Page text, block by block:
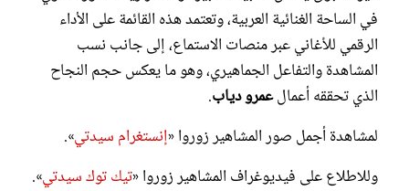
في الساحة الغنائية العربية، وتعتمد هذه القائمة على الأداء
الرقمي للأغاني عبر منصات الاستماع، إلى جانب نسب
المشاهدة والتفاعل الجماهيري، وهو ما يعكس حجم النجاح
الذي تحققه أعمالعمرو دياب.
لمشاهدة أجمل صور المشاهير زوروا «إنستغرام سيدتي».
وللاطلاع على فيديوغراف المشاهير زوروا «تيك توك سيدتي».